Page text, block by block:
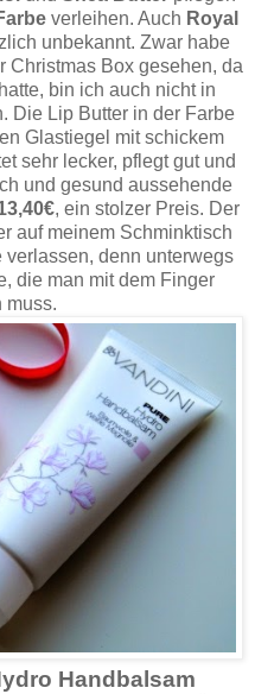
verleihen. Auch Royal
unbekannt. Zwar habe
Christmas Box gesehen, da
bin ich auch nicht in
Die Lip Butter in der Farbe
Glastiegel mit schickem
sehr lecker, pflegt gut und
und gesund aussehende
, ein stolzer Preis. Der
auf meinem Schminktisch
denn unterwegs
die man mit dem Finger
muss.
Handbalsam